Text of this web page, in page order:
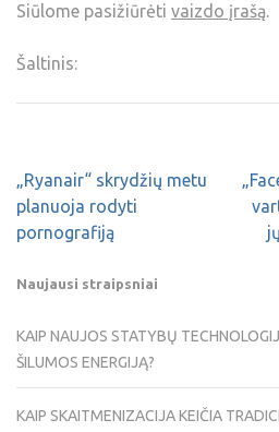
Siūlome pasižiūrėti vaizdo įrašą.
Šaltinis:
„Ryanair“ skrydžių metu
planuoja rodyti
pornografiją
Naujausi straipsniai
KAIP NAUJOS STATYBŲ
ŠILUMOS ENERGIJĄ?
KAIP SKAITMENIZACIJA KEIČIA